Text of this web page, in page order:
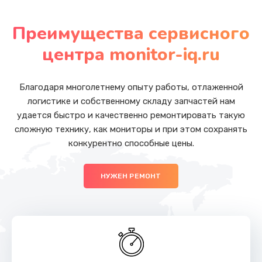
Заказать
от 1090 руб.
Заказать
Замена USB порта
Заказать
Заказать
Преимущества сервисного
центра monitor-iq.ru
Благодаря многолетнему опыту работы, отлаженной
логистике и собственному складу запчастей нам
удается быстро и качественно ремонтировать такую
сложную технику, как мониторы и при этом сохранять
конкурентно способные цены.
НУЖЕН РЕМОНТ